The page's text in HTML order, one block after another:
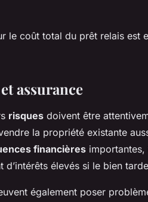
le coût total du prêt relais est
assurance
risques doivent être
la propriété existante
financières
élevés si le bien
également poser